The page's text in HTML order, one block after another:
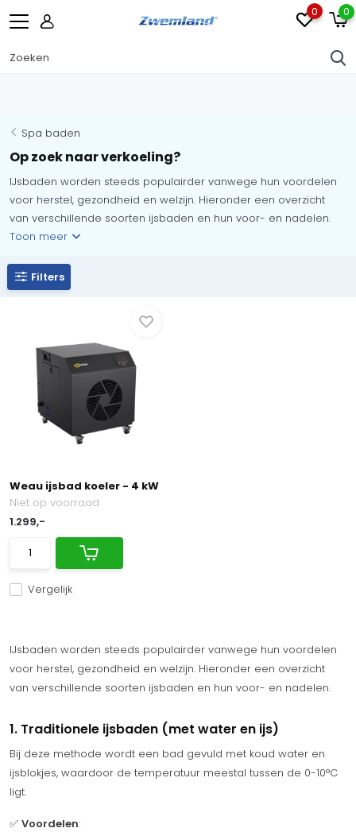
0 0
Spa baden
Op zoek naar verkoeling?
IJsbaden worden steeds populairder vanwege hun voordelen
voor herstel, gezondheid en welzijn. Hieronder een overzicht
van verschillende soorten ijsbaden en hun voor- en nadelen.
Toon meer
Filters
Weau ijsbad koeler - 4 kW
Vergelijk
Niet op voorraad
1.299,-
IJsbaden worden steeds populairder vanwege hun voordelen
voor herstel, gezondheid en welzijn. Hieronder een overzicht
van verschillende soorten ijsbaden en hun voor- en nadelen.
1. Traditionele ijsbaden (met water en ijs)
Bij deze methode wordt een bad gevuld met koud water en
ijsblokjes, waardoor de temperatuur meestal tussen de 0-10°C
ligt.
✅ Voordelen: